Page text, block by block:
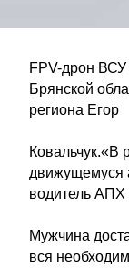
FPV-дрон ВСУ
Брянской
региона Егор
Ковальчук.«В
движущемуся
водитель АПХ
Мужчина
вся